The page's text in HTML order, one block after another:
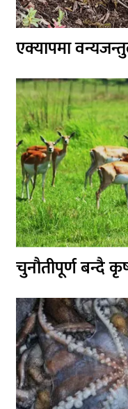
एक्यापमा
चुनौतीपूर्ण बन्दै